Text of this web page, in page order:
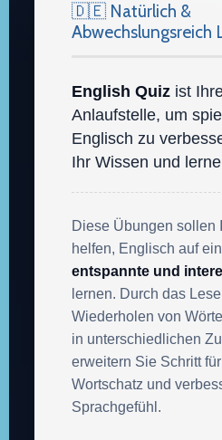
🇩🇪 Natürlich &
Abwechslungsreich
English Quiz ist
Anlaufstelle, um
Englisch zu
Ihr Wissen und
Diese Übungen sollen
helfen, Englisch auf
entspannte und
lernen. Durch das
Wiederholen von
in unterschiedlichen
erweitern Sie Schritt
Wortschatz und
Sprachgefühl.